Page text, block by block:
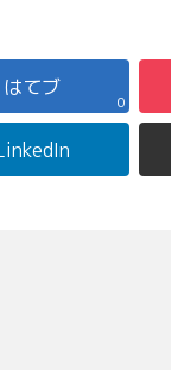
はてブ
0